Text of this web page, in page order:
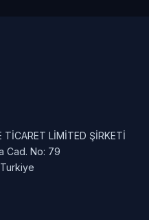
TİCARET LİMİTED ŞİRKETİ
Cad. No: 79